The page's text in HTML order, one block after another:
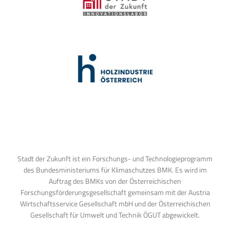
Stadt der Zukunft ist ein Forschungs- und Technologieprogramm
des Bundesministeriums für Klimaschutzes BMK. Es wird im
Auftrag des BMKs von der Österreichischen
Forschungsförderungsgesellschaft gemeinsam mit der Austria
Wirtschaftsservice Gesellschaft mbH und der Österreichischen
Gesellschaft für Umwelt und Technik ÖGUT abgewickelt.